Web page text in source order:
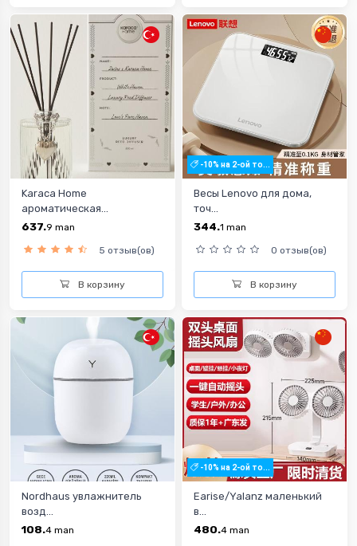
Karaca Home
ароматическая...
637.9 man
5 отзыв(ов)
В корзину
-10% на 2-ой то...
Весы Lenovo для дома,
точ...
344.1 man
0 отзыв(ов)
В корзину
Nordhaus увлажнитель
возд...
108.4 man
-10% на 2-ой то...
Earise/Yalanz маленький
в...
480.4 man